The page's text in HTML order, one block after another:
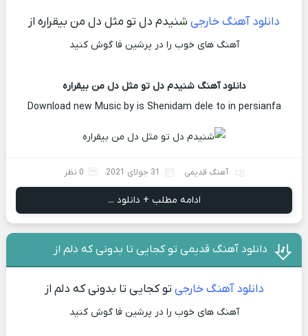
دانلود آهنگ خارجی شنیدم دل تو مثل دل من بیقراره از
آهنگ های خوب را در پرشین فا گوش کنید
دانلود آهنگ شنیدم دل تو مثل دل من بیقراره
Download new Music by is Shenidam dele to in persianfa
آهنگ قدیمی 31 جولای 2021 0 نظر
ادامه مطلب + دانلود ...
دانلود آهنگ قدیمی تو کجایی تا بدونی که دلم از
دانلود آهنگ خارجی تو کجایی تا بدونی که دلم از
آهنگ های خوب را در پرشین فا گوش کنید